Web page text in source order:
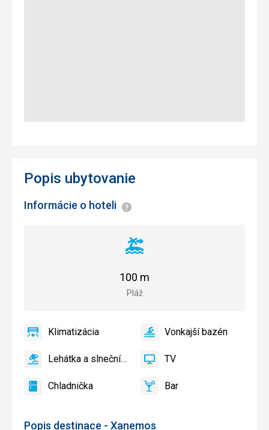
Popis destinace - Xanemos
Popis ubytovanie
Informácie o hoteli Informácie
Vzdialenosť
pláže
Pláž
100 m
Klimatizácia
Klimatizácia
áno
VonkajšíVonkajší bazén
áno
Lehátka
slnečníky
zadarmo
Lehátka a slnečníky pri bazéne zadarmo
áno TV TV
áno
Chladnička
Chladnička
áno Bar Bar
áno